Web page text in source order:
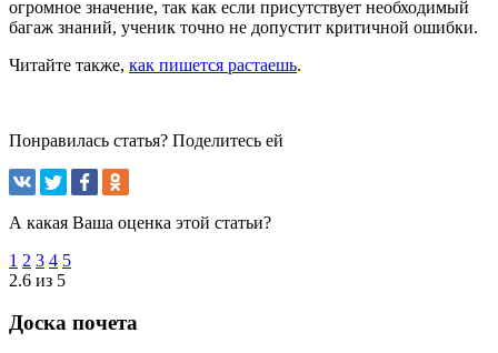
огромное значение, так как если присутствует необходимый
багаж знаний, ученик точно не допустит критичной ошибки.
Читайте также, как пишется растаешь.
Понравилась статья? Поделитесь ей
А какая Ваша оценка этой статьи?
1 2 3 4 5
2.6 из 5
Доска почета